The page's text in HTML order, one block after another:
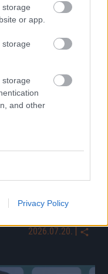
storage
or app.
storage
storage
and other
Privacy Policy
Hírek
drámai
fenntartása további 3-4
2026.07.20. |